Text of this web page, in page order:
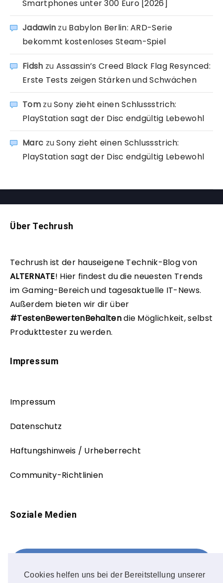
Cookies helfen uns bei der Bereitstellung unserer
Smartphones unter 300 Euro [2026]
Jadawin zu Babylon Berlin: ARD-Serie
bekommt kostenloses Steam-Spiel
Fidsh zu Assassin’s Creed Black Flag Resynced:
Erste Tests zeigen Stärken und Schwächen
TomzuSony zieht einen Schlussstrich:
PlayStation sagt der Disc endgültig Lebewohl
Marc zuSony zieht einen Schlussstrich:
PlayStation sagt der Disc endgültig Lebewohl
Über Techrush
Techrush ist der hauseigene Technik-Blog von
ALTERNATE! Hier findest du die neuesten Trends
im Gaming-Bereich und tagesaktuelle IT-News.
Außerdem bieten wir dir über
#TestenBewertenBehaltendie Möglichkeit, selbst
Produkttester zu werden.
Impressum
Impressum
Datenschutz
Haftungshinweis / Urheberrecht
Community-Richtlinien
Soziale Medien
FOLLOW ME!